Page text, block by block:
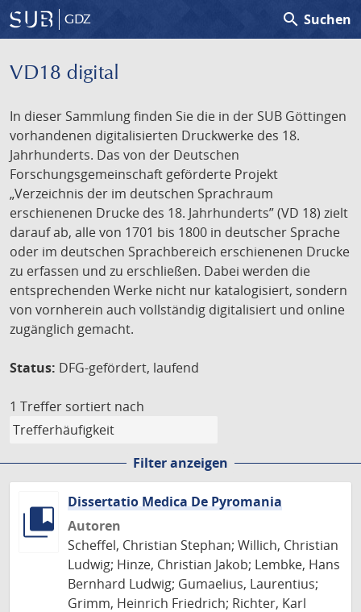
GDZ search Suchen
VD18 digital
In dieser Sammlung finden Sie die in der SUB Göttingen
vorhandenen digitalisierten Druckwerke des 18.
Jahrhunderts. Das von der Deutschen
Forschungsgemeinschaft geförderte Projekt
„Verzeichnis der im deutschen Sprachraum
erschienenen Drucke des 18. Jahrhunderts” (VD 18) zielt
darauf ab, alle von 1701 bis 1800 in deutscher Sprache
oder im deutschen Sprachbereich erschienenen Drucke
zu erfassen und zu erschließen. Dabei werden die
entsprechenden Werke nicht nur katalogisiert, sondern
von vornherein auch vollständig digitalisiert und online
zugänglich gemacht.
Status: DFG-gefördert, laufend
1 Treffer sortiert nach
Filter anzeigen
Dissertatio Medica De Pyromania
Autoren
Scheffel, Christian Stephan; Willich, Christian
Ludwig; Hinze, Christian Jakob; Lembke, Hans
Bernhard Ludwig; Gumaelius, Laurentius;
Grimm, Heinrich Friedrich; Richter, Karl